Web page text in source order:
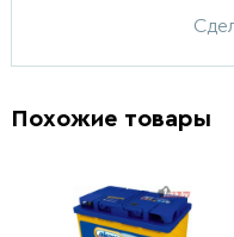
Похожие товары